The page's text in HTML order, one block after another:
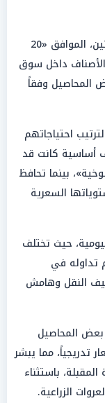
شهدت أسعار الخضروات والفاكهة اليوم الاثنين، الموافق «20
الأصناف داخل سوق
المحاصيل وفقاً
احتياجاتهم
أساسية كانت قد
بينما تحافظ
السعرية
حيث تختلف
تداوله في
النقل وهامش
بعض المحاصيل
تدريجياً، مما يبشر
باستثناء
الزراعية.